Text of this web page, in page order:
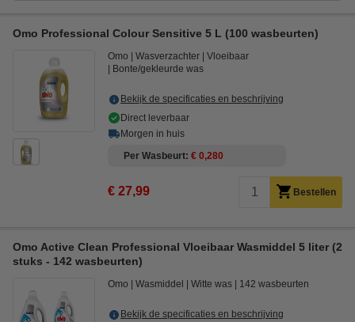
Omo Professional Colour Sensitive 5 L (100 wasbeurten)
Omo Wasverzachter
Vloeibaar
Bonte/gekleurde was
Bekijk de specificaties en beschrijving
Direct leverbaar
Morgen in huis
Per Wasbeurt € 0,280
€ 27,99 Bestellen
Omo Active Clean Professional Vloeibaar Wasmiddel 5 liter (2
stuks - 142 wasbeurten)
Omo Wasmiddel Witte was 142 wasbeurten
Bekijk de specificaties en beschrijving